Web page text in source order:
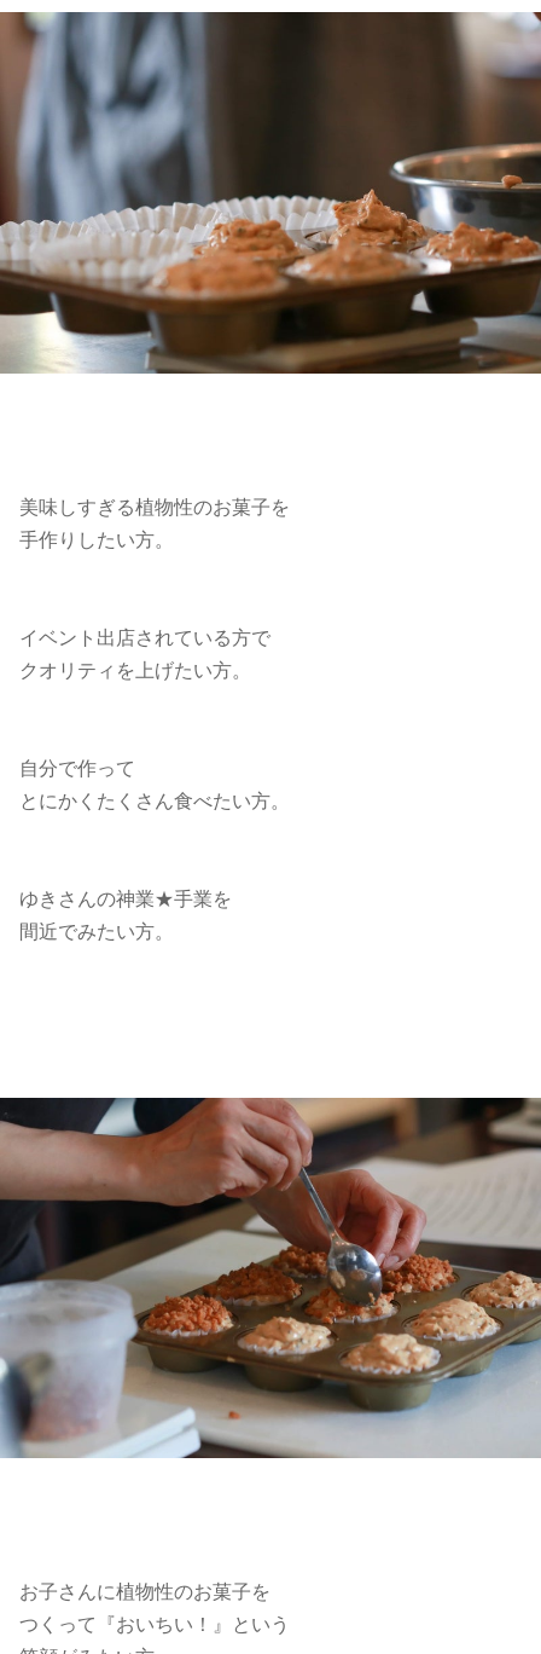
美味しすぎる植物性のお菓子を
手作りしたい方。
イベント出店されている方で
クオリティを上げたい方。
自分で作って
とにかくたくさん食べたい方。
ゆきさんの神業★手業を
間近でみたい方。
お子さんに植物性のお菓子を
つくって『おいちい！』という